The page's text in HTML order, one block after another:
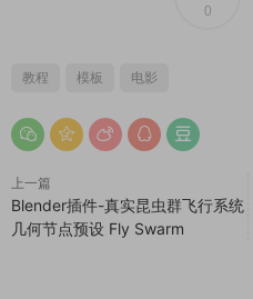
0
教程 模板 电影
上一篇
Blender插件-真实昆虫群飞行系统
几何节点预设 Fly Swarm